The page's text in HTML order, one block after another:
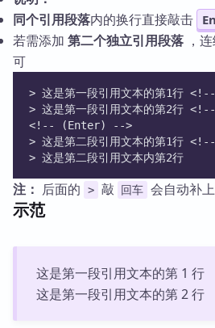
同个引用段落内的换行直接敲击
若需添加 第二个独立引用段落 ，
可
> 这是第一段引用文本的第1行
> 这是第一段引用文本的第2行
<!-- (Enter) -->
> 这是第二段引用文本的第1行
> 这是第二段引用文本内第2行
注： 后面的 > 敲 回车 会自动补上
示范
这是第一段引用文本的第 1 行
这是第一段引用文本的第 2 行